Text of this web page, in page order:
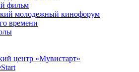
фильм
молодежный кинофорум
времени
центр «Мувистарт»